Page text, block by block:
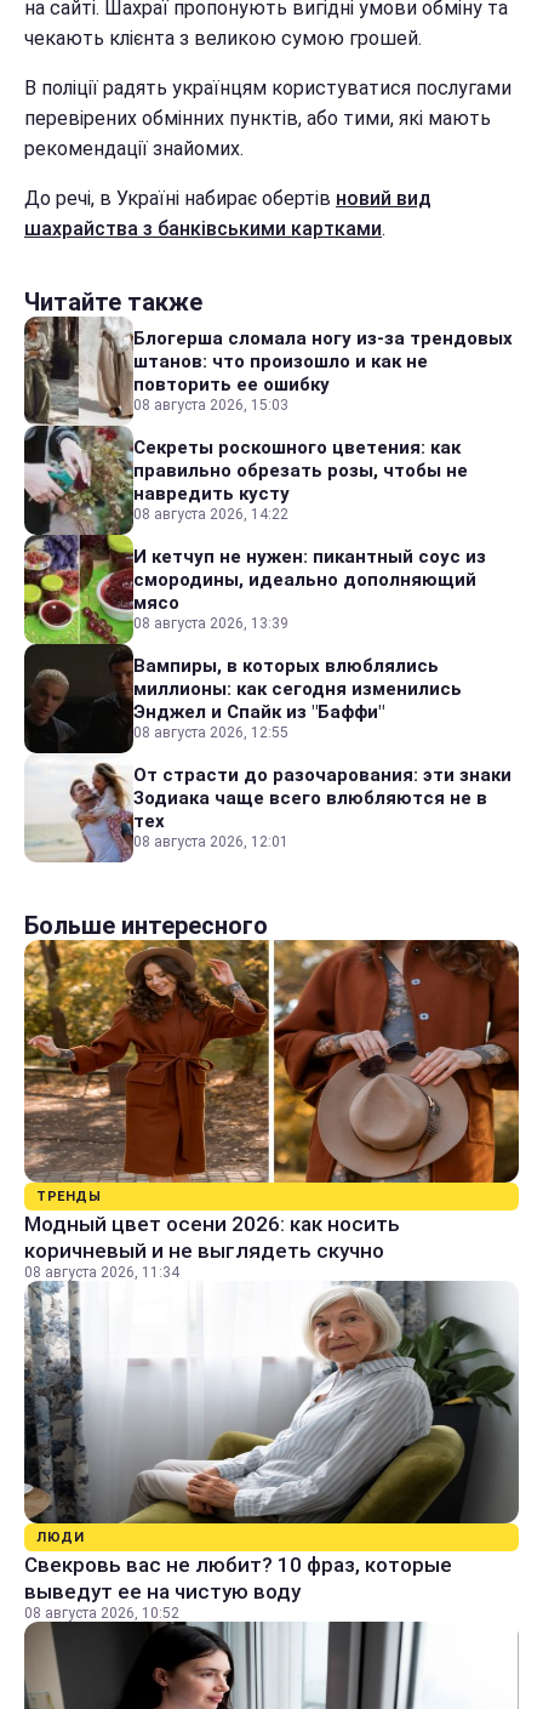
на сайті. Шахраї пропонують вигідні умови обміну та
чекають клієнта з великою сумою грошей.
В поліції радять українцям користуватися послугами
перевірених обмінних пунктів, або тими, які мають
рекомендації знайомих.
До речі, в Україні набирає обертів новий вид
шахрайства з банківськими картками.
Читайте также
Блогерша сломала ногу из-за трендовых
штанов: что произошло и как не
повторить ее ошибку
08 августа 2026, 15:03
Секреты роскошного цветения: как
правильно обрезать розы, чтобы не
навредить кусту
08 августа 2026, 14:22
И кетчуп не нужен: пикантный соус из
смородины, идеально дополняющий
мясо
08 августа 2026, 13:39
Вампиры, в которых влюблялись
миллионы: как сегодня изменились
Энджел и Спайк из "Баффи"
08 августа 2026, 12:55
От страсти до разочарования: эти знаки
Зодиака чаще всего влюбляются не в
тех
08 августа 2026, 12:01
Больше интересного
ТРЕНДЫ
Модный цвет осени 2026: как носить
коричневый и не выглядеть скучно
08 августа 2026, 11:34
ЛЮДИ
Свекровь вас не любит? 10 фраз, которые
выведут ее на чистую воду
08 августа 2026, 10:52